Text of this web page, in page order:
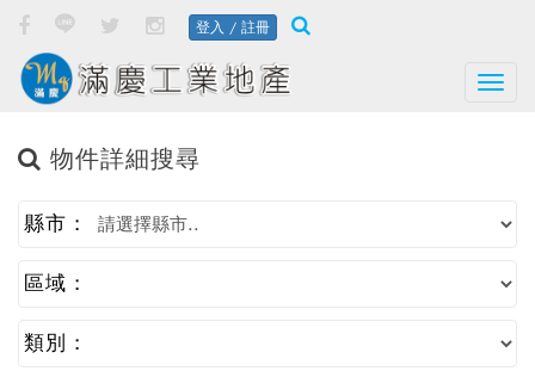
登入 / 註冊
物件詳細搜尋
縣市 :
區域 :
類別 :